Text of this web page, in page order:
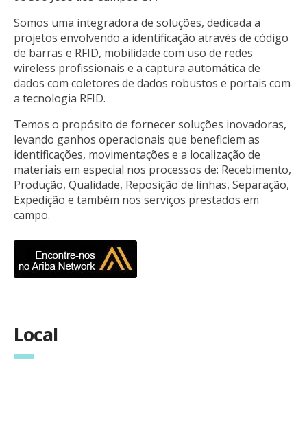
Somos uma integradora de soluções, dedicada a
projetos envolvendo a identificação através de código
de barras e RFID, mobilidade com uso de redes
wireless profissionais e a captura automática de
dados com coletores de dados robustos e portais com
a tecnologia RFID.
Temos o propósito de fornecer soluções inovadoras,
levando ganhos operacionais que beneficiem as
identificações, movimentações e a localização de
materiais em especial nos processos de: Recebimento,
Produção, Qualidade, Reposição de linhas, Separação,
Expedição e também nos serviços prestados em
campo.
Local